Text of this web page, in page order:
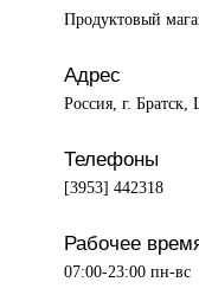
Продуктовый
Адрес
Россия, г. Братск,
Телефоны
[3953] 442318
Рабочее
07:00-23:00 пн-вс